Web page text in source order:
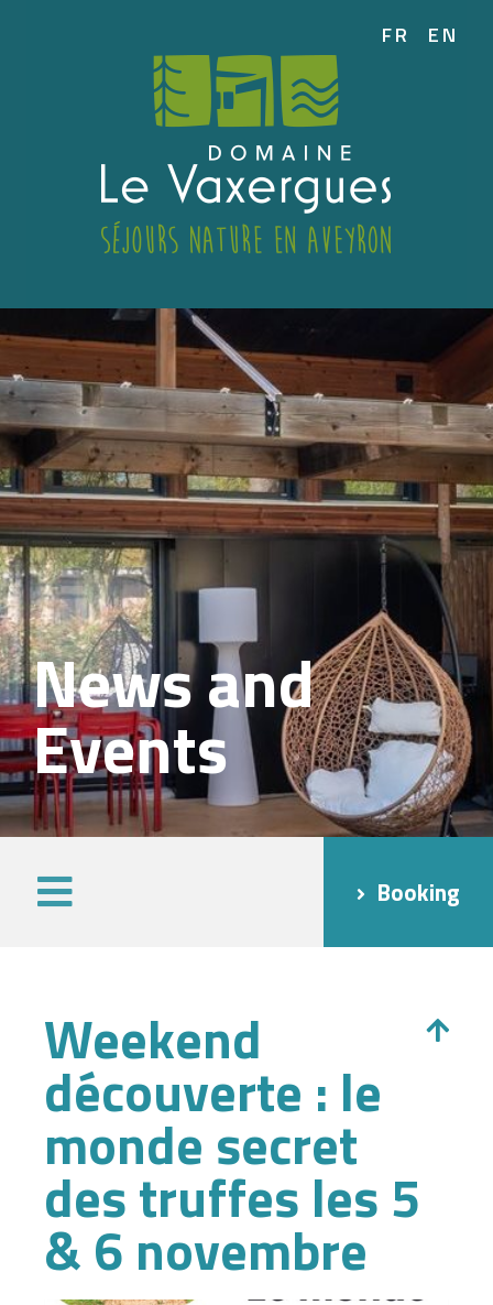
FR EN
News and
Events
Booking
Weekend
découverte : le
monde secret
des truffes les 5
& 6 novembre